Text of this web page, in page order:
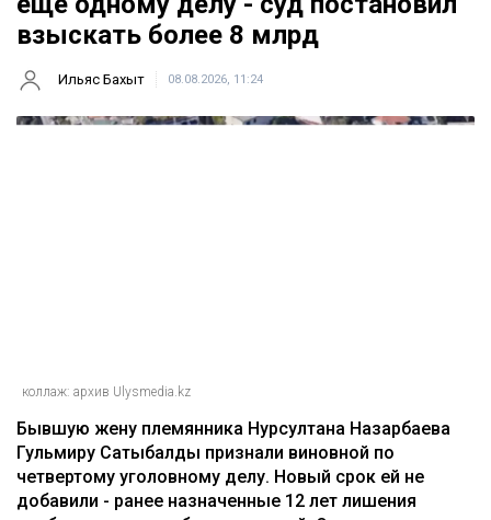
Главная Новости
Гульмиру Сатыбалды осудили по
еще одному делу - суд постановил
взыскать более 8 млрд